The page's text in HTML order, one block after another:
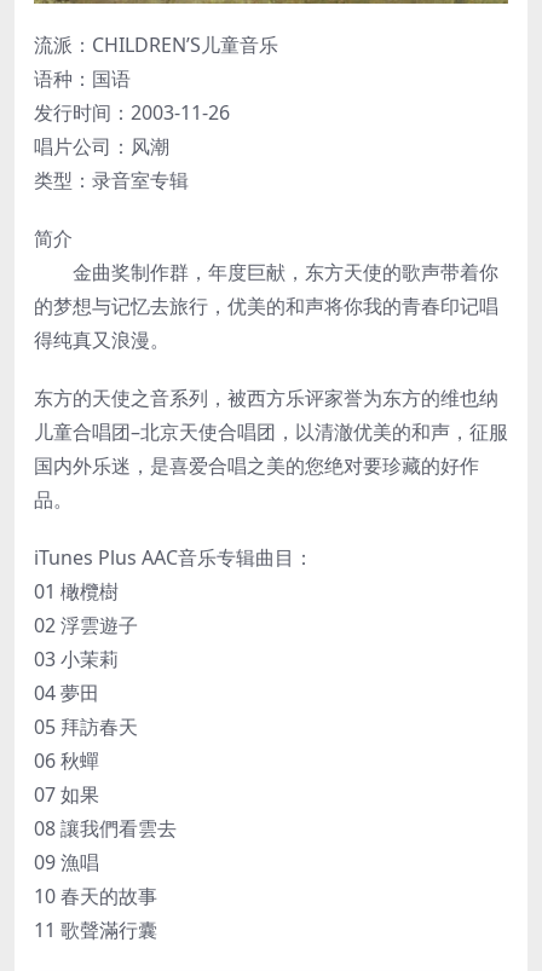
流派：CHILDREN’S儿童音乐
语种：国语
发行时间：2003-11-26
唱片公司：风潮
类型：录音室专辑
简介
金曲奖制作群，年度巨献，东方天使的歌声带着你
的梦想与记忆去旅行，优美的和声将你我的青春印记唱
得纯真又浪漫。
东方的天使之音系列，被西方乐评家誉为东方的维也纳
儿童合唱团–北京天使合唱团，以清澈优美的和声，征服
国内外乐迷，是喜爱合唱之美的您绝对要珍藏的好作
品。
iTunes Plus AAC音乐专辑曲目：
01 橄欖樹
02 浮雲遊子
03 小茉莉
04 夢田
05 拜訪春天
06 秋蟬
07 如果
08 讓我們看雲去
09 漁唱
10 春天的故事
11 歌聲滿行囊